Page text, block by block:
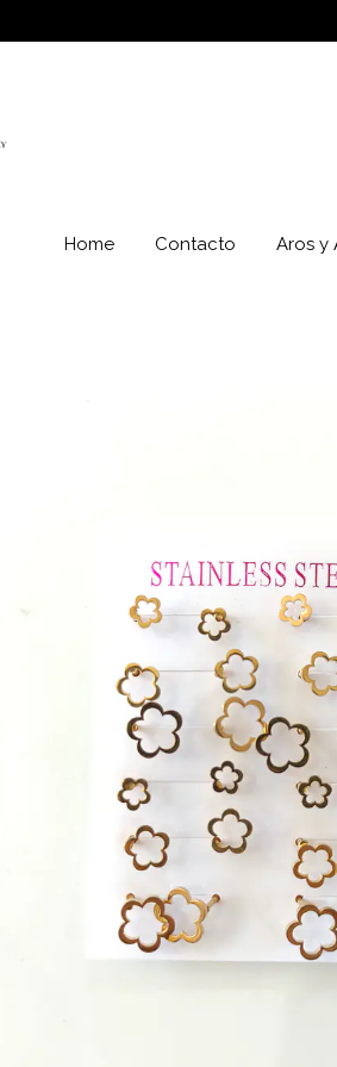
Home Contacto Aros y